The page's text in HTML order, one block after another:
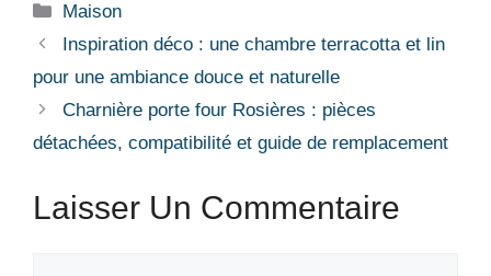
Catégories
Maison
Inspiration déco : une chambre terracotta et lin
pour une ambiance douce et naturelle
Charnière porte four Rosières : pièces
détachées, compatibilité et guide de remplacement
Laisser Un Commentaire